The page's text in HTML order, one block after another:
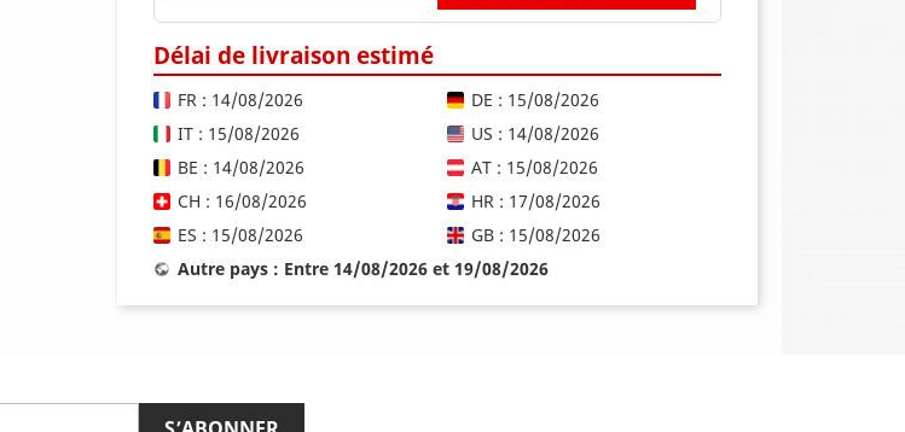
Délai de livraison estimé
FR : 14/08/2026
DE : 15/08/2026
IT : 15/08/2026
US : 14/08/2026
BE : 14/08/2026
AT : 15/08/2026
CH : 16/08/2026
HR : 17/08/2026
ES : 15/08/2026
GB : 15/08/2026
Autre pays : Entre 14/08/2026 et 19/08/2026